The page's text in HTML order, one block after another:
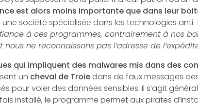
est alors moins importante que dans leur
société spécialisée dans les technologies anti-
à ces programmes, contrairement à nos
ne reconnaissons pas l’adresse de
qui impliquent des malwares mis dans des
un cheval de Troiedans de faux messages
pour voler des données sensibles. Il s’agit
fois installé, le programme permet aux pirates